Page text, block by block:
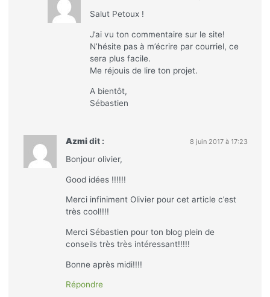
Salut Petoux !
J’ai vu ton commentaire sur le site!
N’hésite pas à m’écrire par courriel, ce
sera plus facile.
Me réjouis de lire ton projet.
A bientôt,
Sébastien
Azmi dit : 8 juin 2017 à 17:23
Bonjour olivier,
Good idées !!!!!!
Merci infiniment Olivier pour cet article c’est
très cool!!!!
Merci Sébastien pour ton blog plein de
conseils très très intéressant!!!!!
Bonne après midi!!!!
Répondre